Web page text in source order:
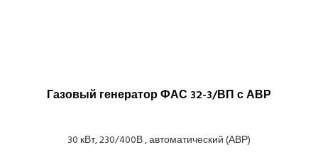
Газовый генератор ФАС 32-3/ВП с АВР
30 кВт, 230/400В , автоматический (АВР)